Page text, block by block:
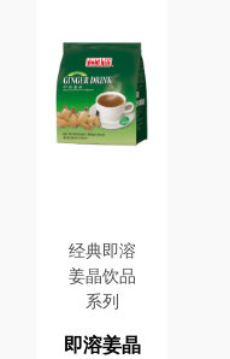
经典即溶
姜晶饮品
系列
即溶姜晶